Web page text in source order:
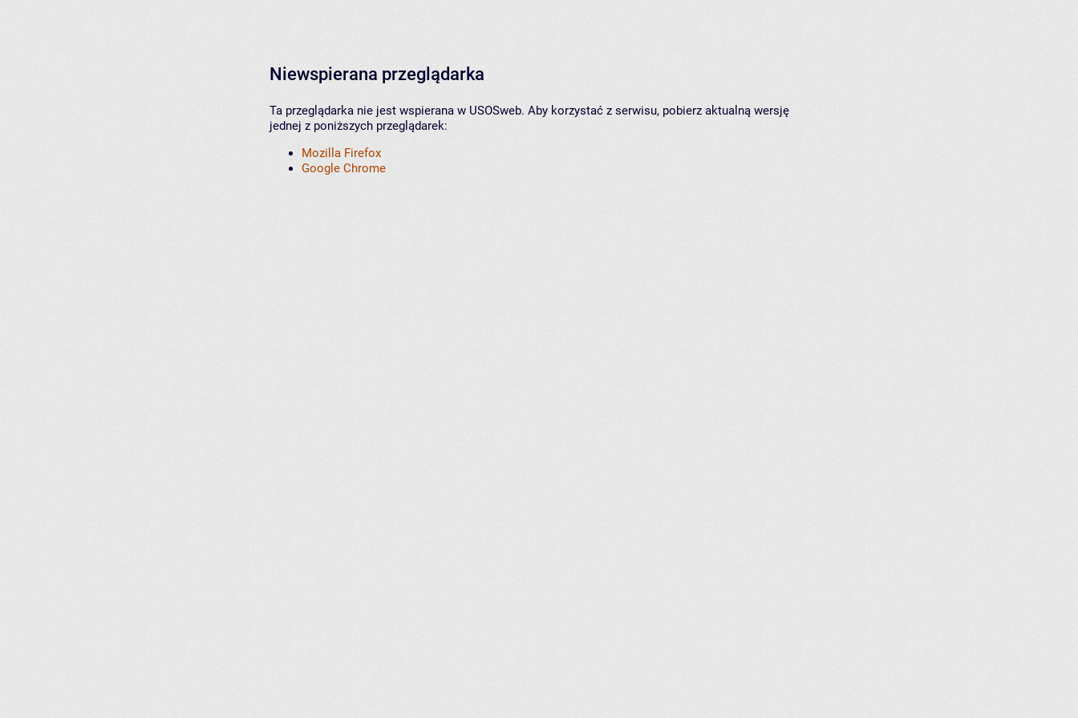
Niewspierana przeglądarka
Ta przeglądarka nie jest wspierana w USOSweb. Aby korzystać z serwisu, pobierz aktualną wersję
jednej z poniższych przeglądarek:
Mozilla Firefox
Google Chrome